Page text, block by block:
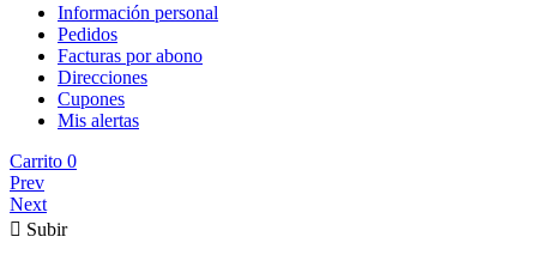
Información personal
Pedidos
Facturas por abono
Direcciones
Cupones
Mis alertas
Carrito 0
Prev
Next
 Subir